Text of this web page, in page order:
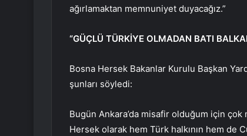
ağırlamaktan memnuniyet duyacağız.”
“GÜÇLÜ TÜRKİYE OLMADAN BATI
Bosna Hersek Bakanlar Kurulu Başkan
şunları söyledi:
Bugün Ankara’da misafir olduğum için
Hersek olarak hem Türk halkının hem de